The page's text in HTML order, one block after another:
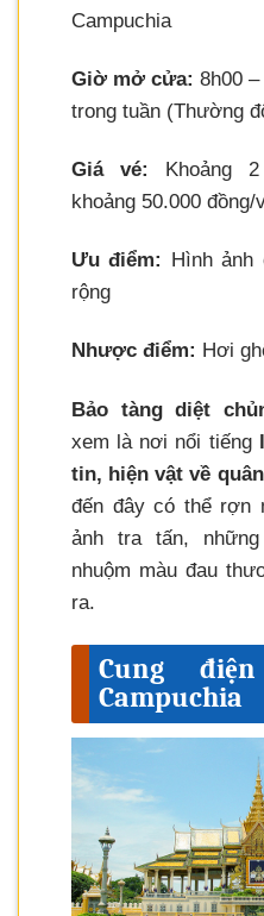
Campuchia
Giờ mở cửa: 8h00
trong tuần (Thường
Giá vé: Khoảng
khoảng 50.000 đồng/
Ưu điểm:
Hình ảnh
rộng
Nhược điểm: Hơi
Bảo tàng diệt
xem là nơi nổi tiếng
tin, hiện vật về
đến đây có thể rợn
ảnh tra tấn,
nhuộm màu đau
ra.
Cung
Campuchia